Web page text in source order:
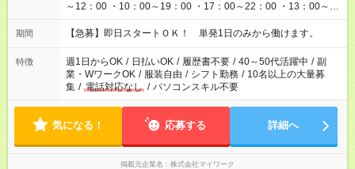
～12：00 ・10：00～19：00 ・17：00～22：00 ・13：00～
22：00 ・22：00～翌6：00 など
期間 【急募】即日スタートＯＫ！ 単発1日のみから働けます。
特徴 週1日からOK / 日払いOK / 履歴書不要 / 40～50代活躍中 / 副
業・WワークOK / 服装自由 / シフト勤務 / 10名以上の大量募
集 / 電話対応なし / パソコンスキル不要
気になる！ 応募する 詳細へ
掲載元企業名 株式会社マイワーク